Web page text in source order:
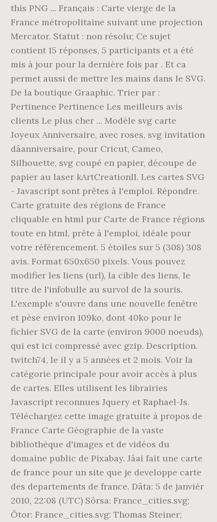
this PNG ... Français : Carte vierge de la
France métropolitaine suivant une projection
Mercator. Statut : non résolu; Ce sujet
contient 15 réponses, 5 participants et a été
mis à jour pour la dernière fois par . Et ca
permet aussi de mettre les mains dans le SVG.
De la boutique Graaphic. Trier par :
Pertinence Pertinence Les meilleurs avis
clients Le plus cher ... Modèle svg carte
Joyeux Anniversaire, avec roses, svg invitation
dâanniversaire, pour Cricut, Cameo,
Silhouette, svg coupé en papier, découpe de
papier au laser kArtCreationII. Les cartes SVG
- Javascript sont prêtes à l'emploi. Répondre.
Carte gratuite des régions de France
cliquable en html pur Carte de France régions
toute en html, prête à l'emploi, idéale pour
votre référencement. 5 étoiles sur 5 (308) 308
avis. Format 650x650 pixels. Vous pouvez
modifier les liens (url), la cible des liens, le
titre de l'infobulle au survol de la souris.
L'exemple s'ouvre dans une nouvelle fenêtre
et pèse environ 109ko, dont 40ko pour le
fichier SVG de la carte (environ 9000 noeuds),
qui est ici compressé avec gzip. Description.
twitch74, le il y a 5 années et 2 mois. Voir la
catégorie principale pour avoir accès à plus
de cartes. Elles utilisent les librairies
Javascript reconnues Jquery et Raphael-Js.
Téléchargez cette image gratuite à propos de
France Carte Géographie de la vaste
bibliothèque d'images et de vidéos du
domaine public de Pixabay. Jâai fait une carte
de france pour un site que je developpe carte
des departements de france. Dâta: 5 de janviér
2010, 22:08 (UTC) Sôrsa: France_cities.svg;
Ôtor: France_cities.svg: Thomas Steiner;